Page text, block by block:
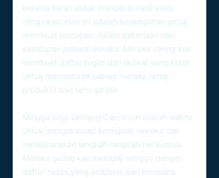
bekerja keras untuk mencapai hasil yang
diinginkan. Hari ini adalah kesempatan untuk
membuat kemajuan dalam pekerjaan dan
kehidupan pribadi mereka. Mereka sering kali
membuat daftar tugas dan jadwal yang ketat
untuk memastikan bahwa mereka tetap
produktif dan terorganisir.
Minggu bagi seorang Capricorn adalah waktu
untuk mengevaluasi kemajuan mereka dan
merencanakan langkah-langkah berikutnya.
Mereka sering kali memulai minggu dengan
daftar tugas yang ambisius dan berusaha